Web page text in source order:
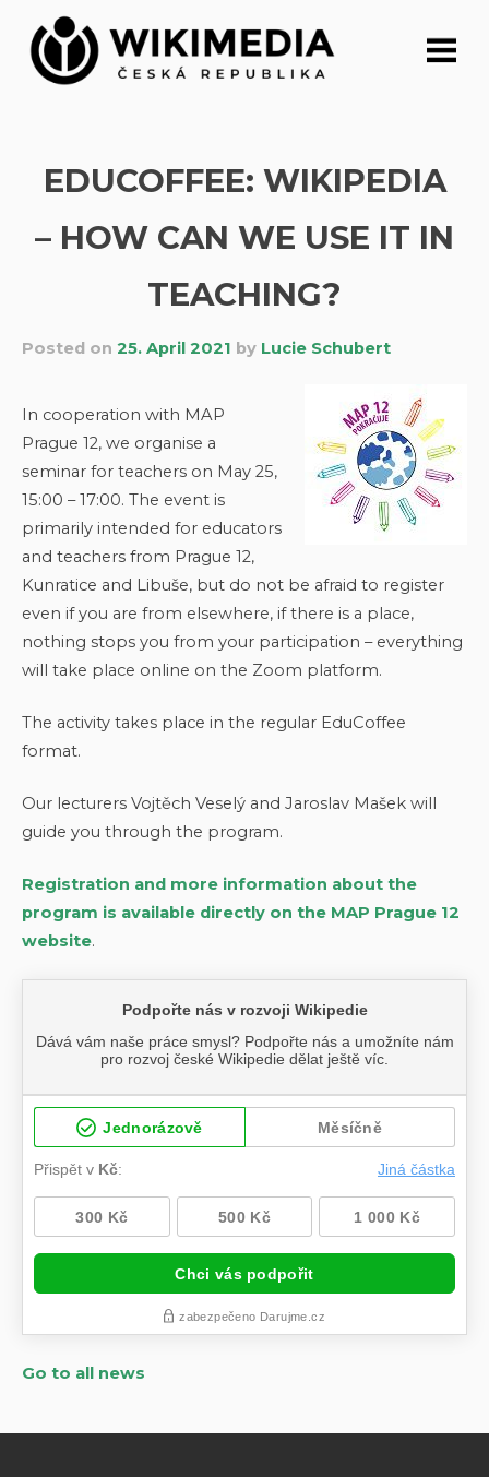
content
EDUCOFFEE: WIKIPEDIA
– HOW CAN WE USE IT IN
TEACHING?
Posted on 25. April 2021 by Lucie Schubert
In cooperation with MAP
Prague 12, we organise a
seminar for teachers on May 25,
15:00 – 17:00. The event is
primarily intended for educators
and teachers from Prague 12,
Kunratice and Libuše, but do not be afraid to register
even if you are from elsewhere, if there is a place,
nothing stops you from your participation – everything
will take place online on the Zoom platform.
The activity takes place in the regular EduCoffee
format.
Our lecturers Vojtěch Veselý and Jaroslav Mašek will
guide you through the program.
Registration and more information about the
program is available directly on the MAP Prague 12
website.
Go to all news